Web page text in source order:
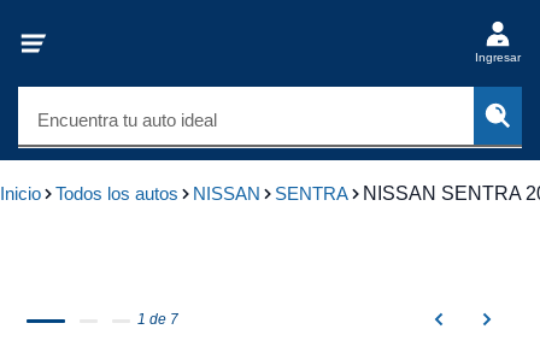
Ingresar
Encuentra tu auto ideal
Inicio Todos los autos NISSAN SENTRA NISSAN SENTRA
1 de 7